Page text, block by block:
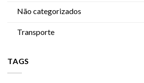
Não categorizados
Transporte
TAGS